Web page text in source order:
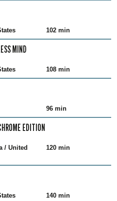
102 min
MIND
108 min
96 min
EDITION
/ United
120 min
140 min